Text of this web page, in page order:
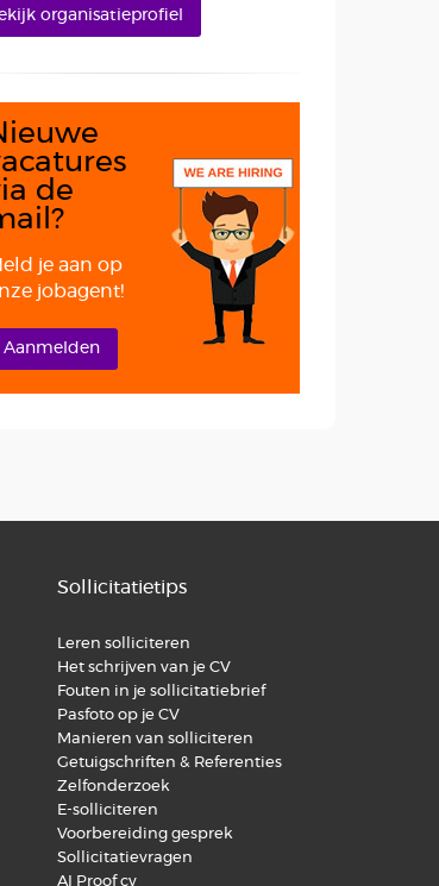
organisatieprofiel
de
je aan op
jobagent!
Aanmelden
Sollicitatietips
Leren solliciteren
Het schrijven van je CV
Fouten in je sollicitatiebrief
Pasfoto op je CV
Manieren van solliciteren
Getuigschriften & Referenties
Zelfonderzoek
E-solliciteren
Voorbereiding gesprek
Sollicitatievragen
AI Proof cv